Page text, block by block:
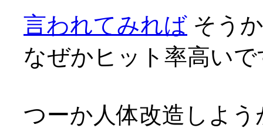
言われてみれば そう
なぜかヒット率高い
つーか人体改造し